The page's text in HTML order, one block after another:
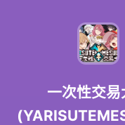
一次性交易